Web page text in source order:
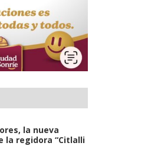
la nueva
la regidora “Citlalli